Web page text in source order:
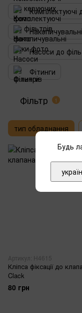
Комплектуючі
Насоси до
Фітинги
Фільтр 1
тип обладнання
Артикул: H4615
Кліпса фіксації до
Clack
80 грн
Будь